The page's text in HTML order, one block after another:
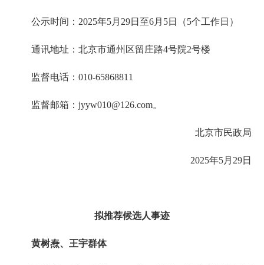
公示时间：2025年5月29日至6月5日（5个工作日）
通讯地址：北京市通州区留庄路4号院2号楼
监督电话：010-65868811
监督邮箱：jyyw010@126.com。
北京市民政局
2025年5月29日
拟推荐候选人事迹
黄树焘、王宇群体